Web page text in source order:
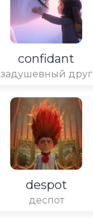
confidant
задушевный друг
despot
деспот